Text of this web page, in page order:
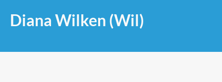
Diana Wilken (Wil)